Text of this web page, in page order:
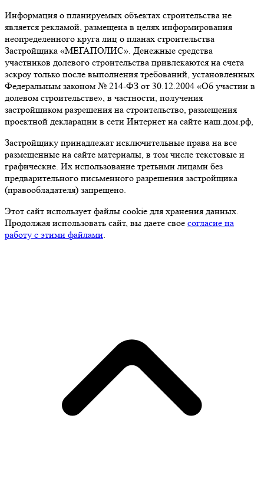
Информация о планируемых объектах строительства не
является рекламой, размещена в целях информирования
неопределенного круга лиц о планах строительства
Застройщика «МЕГАПОЛИС». Денежные средства
участников долевого строительства привлекаются на счета
эскроу только после выполнения требований, установленных
Федеральным законом № 214-ФЗ от 30.12.2004 «Об участии в
долевом строительстве», в частности, получения
застройщиком разрешения на строительство, размещения
проектной декларации в сети Интернет на сайте наш.дом.рф,
Застройщику принадлежат исключительные права на все
размещенные на сайте материалы, в том числе текстовые и
графические. Их использование третьими лицами без
предварительного письменного разрешения застройщика
(правообладателя) запрещено.
Этот сайт использует файлы cookie для хранения данных.
Продолжая использовать сайт, вы даете свое согласие на
работу с этими файлами